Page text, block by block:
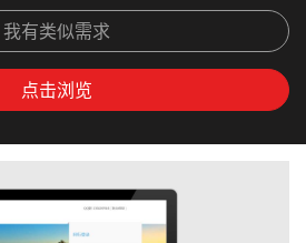
我有类似需求
点击浏览